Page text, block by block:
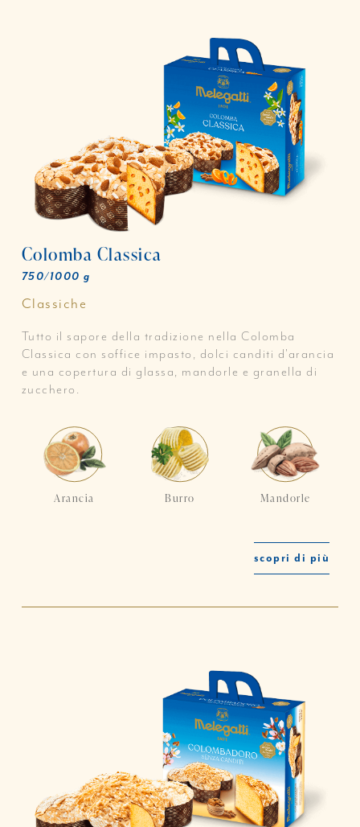
Colomba Classica
750/1000 g
Classiche
Tutto il sapore della tradizione nella Colomba
Classica con soffice impasto, dolci canditi d'arancia
e una copertura di glassa, mandorle e granella di
zucchero.
Arancia Burro Mandorle
scopri di più